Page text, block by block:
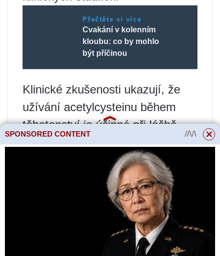
Přečtěte si více
Cvakání v kolenním
kloubu: co by mohlo
být příčinou
Klinické zkušenosti ukazují, že
užívání acetylcysteinu během
těhotenství je účinné při léčbě
předávkování paracetamolem.
Paracetamol a acetylcystein
procházejí placentou. Odložení
léčby u těhotných žen s
předávkováním paracetamolem a
potenciálně toxickými hladinami v
plazmě může zvýšit riziko
SPONSORED CONTENT